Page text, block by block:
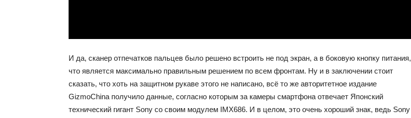
И да, сканер отпечатков пальцев было решено встроить не под экран, а в боковую кнопку питания,
что является максимально правильным решением по всем фронтам. Ну и в заключении стоит
сказать, что хоть на защитном рукаве этого не написано, всё то же авторитетное издание
GizmoChina получило данные, согласно которым за камеры смартфона отвечает Японский
технический гигант Sony со своим модулем IMX686. И в целом, это очень хороший знак, ведь Sony